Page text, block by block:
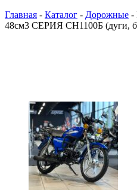
Главная - Каталог - Дорожные -
48см3 СЕРИЯ CH1100Б (дуги,